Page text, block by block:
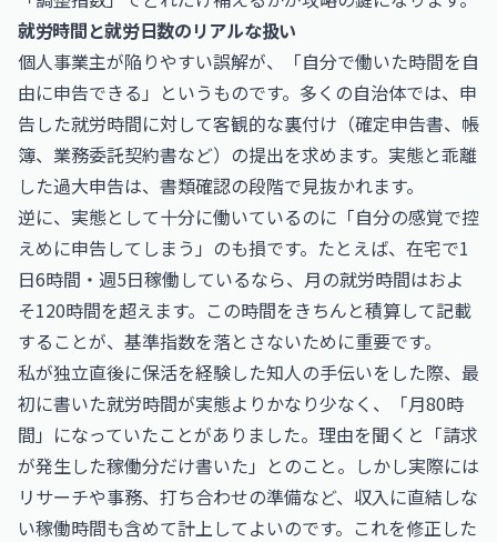
就労時間と就労日数のリアルな扱い
個人事業主が陥りやすい誤解が、「自分で働いた時間を自
由に申告できる」というものです。多くの自治体では、申
告した就労時間に対して客観的な裏付け（確定申告書、帳
簿、業務委託契約書など）の提出を求めます。実態と乖離
した過大申告は、書類確認の段階で見抜かれます。
逆に、実態として十分に働いているのに「自分の感覚で控
えめに申告してしまう」のも損です。たとえば、在宅で1
日6時間・週5日稼働しているなら、月の就労時間はおよ
そ120時間を超えます。この時間をきちんと積算して記載
することが、基準指数を落とさないために重要です。
私が独立直後に保活を経験した知人の手伝いをした際、最
初に書いた就労時間が実態よりかなり少なく、「月80時
間」になっていたことがありました。理由を聞くと「請求
が発生した稼働分だけ書いた」とのこと。しかし実際には
リサーチや事務、打ち合わせの準備など、収入に直結しな
い稼働時間も含めて計上してよいのです。これを修正した